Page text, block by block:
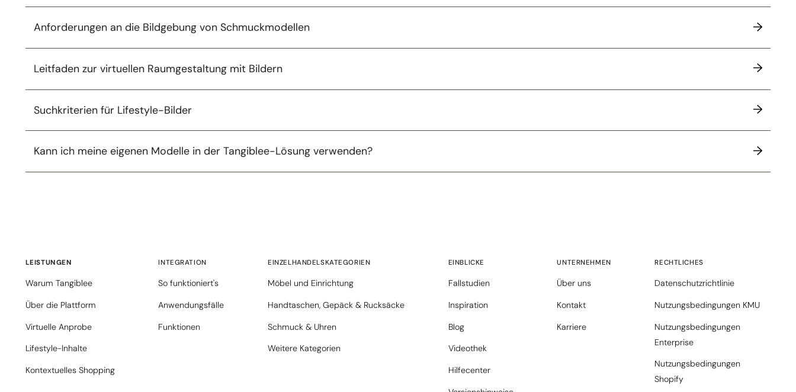
Anforderungen an die Bildgebung von Schmuckmodellen
Leitfaden zur virtuellen Raumgestaltung mit Bildern
Suchkriterien für Lifestyle-Bilder
Kann ich meine eigenen Modelle in der Tangiblee-Lösung verwenden?
LEISTUNGEN
Warum Tangiblee
Über die Plattform
Virtuelle Anprobe
Lifestyle-Inhalte
Kontextuelles Shopping
INTEGRATION
So funktioniert's
Anwendungsfälle
Funktionen
EINZELHANDELSKATEGORIEN
Möbel und Einrichtung
Handtaschen, Gepäck & Rucksäcke
Schmuck & Uhren
Weitere Kategorien
EINBLICKE
Fallstudien
Inspiration
Blog
Videothek
Hilfecenter
UNTERNEHMEN
Über uns
Kontakt
Karriere
RECHTLICHES
Datenschutzrichtlinie
Nutzungsbedingungen KMU
Nutzungsbedingungen
Enterprise
Nutzungsbedingungen
Shopify